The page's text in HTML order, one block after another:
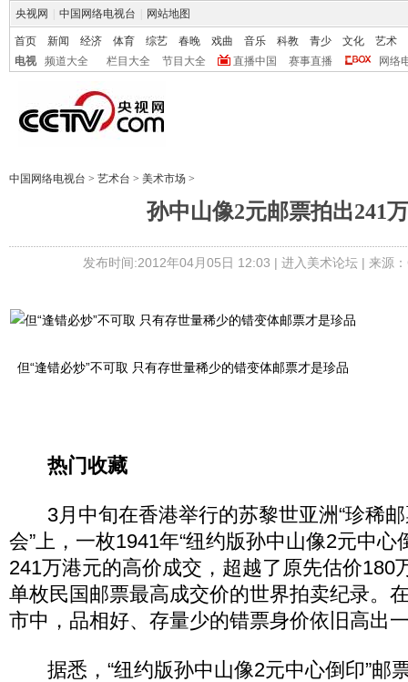
央视网 中国网络电视台 网站地图
首页 新闻 经济 体育 综艺 春晚 戏曲 音乐 科教 青少 文化
艺术
电视
频道大全 栏目大全 节目大全 直播中国 赛事直播 网络
中国网络电视台 > 艺术台 > 美术市场 >
孙中山像2元邮票拍出241
发布时间:2012年04月05日 12:03 | 进入美术论坛| 来源
但“逢错必炒”不可取 只有存世量稀少的错变体邮票才是珍品
热门收藏
3月中旬在香港举行的苏黎世亚洲“珍稀邮
会”上，一枚1941年“纽约版孙中山像2元中心
241万港元的高价成交，超越了原先估价180
单枚民国邮票最高成交价的世界拍卖纪录。
市中，品相好、存量少的错票身价依旧高出
据悉，“纽约版孙中山像2元中心倒印”邮